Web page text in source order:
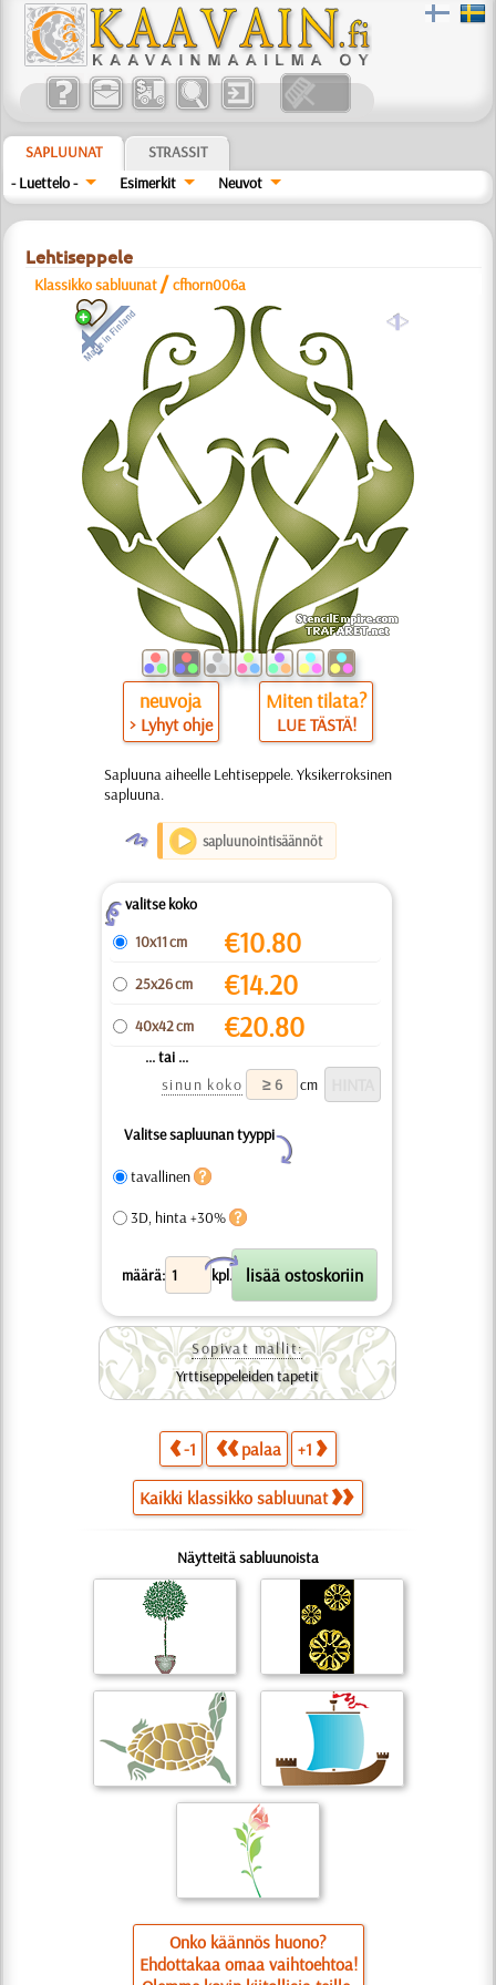
SAPLUUNAT
STRASSIT
- Luettelo -
Esimerkit Neuvot
Lehtiseppele
Klassikko sabluunat /cfhorn006a
a
neuvoja
> Lyhyt ohje
Miten tilata?
LUE TÄSTÄ!
Sapluuna aiheelle Lehtiseppele. Yksikerroksinen
sapluuna.
O sapluunointisäännöt
Zvalitse koko
10x11 cm
€10.80
25x26 cm €14.20
40x42 cm €20.80
... tai ...
sinun koko
cm
Valitse sapluunan tyyppi
Y
tavallinen
3D, hinta +30%
määrä: kpl.
X
Sopivat mallit:
Yrttiseppeleiden tapetit
-1 palaa +1
Kaikki klassikko sabluunat
Näytteitä sabluunoista
Onko käännös huono?
Ehdottakaa omaa vaihtoehtoa!